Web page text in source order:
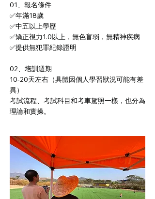
01、報名條件
✅年滿18歲
✅中五以上學歷
✅矯正視力1.0以上，無色盲弱，無精神疾病
✅提供無犯罪紀錄證明
02、培訓週期
10-20天左右（具體因個人學習狀況可能有差
異）
考試流程、考試科目和考車駕照一樣，也分為
理論和實操。